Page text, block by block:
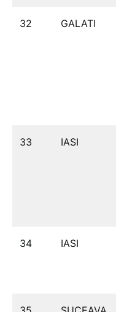
32 GALATI
33 IASI
34 IASI